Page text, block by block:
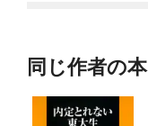
同じ作者の本